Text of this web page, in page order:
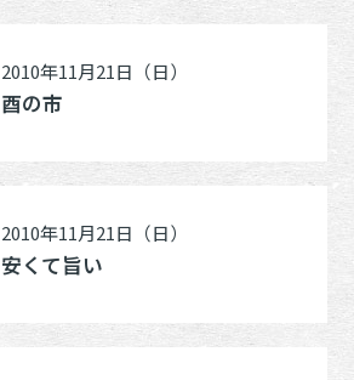
2010年11月21日（日）
酉の市
2010年11月21日（日）
安くて旨い